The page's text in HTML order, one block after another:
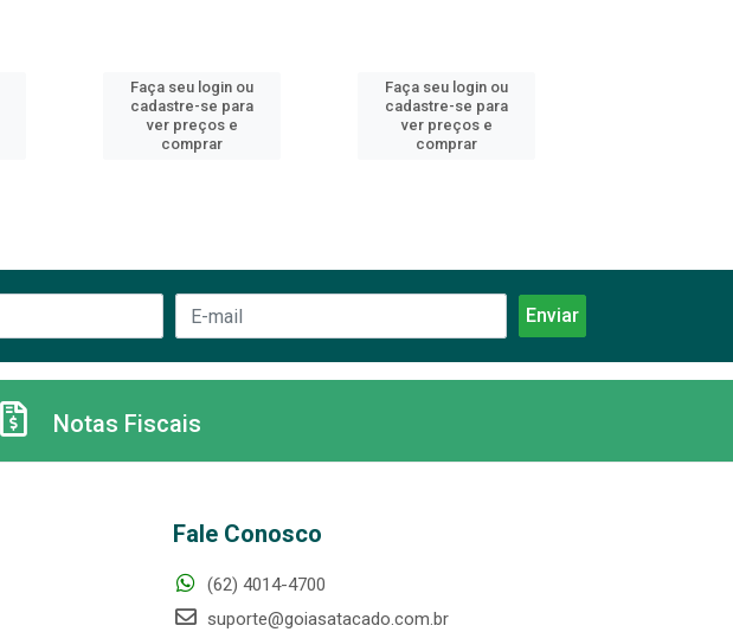
Faça seu login ou
cadastre-se para
ver preços e
comprar
Faça seu login ou
cadastre-se para
ver preços e
comprar
Notas Fiscais
Fale Conosco
(62) 4014-4700
suporte@goiasatacado.com.br